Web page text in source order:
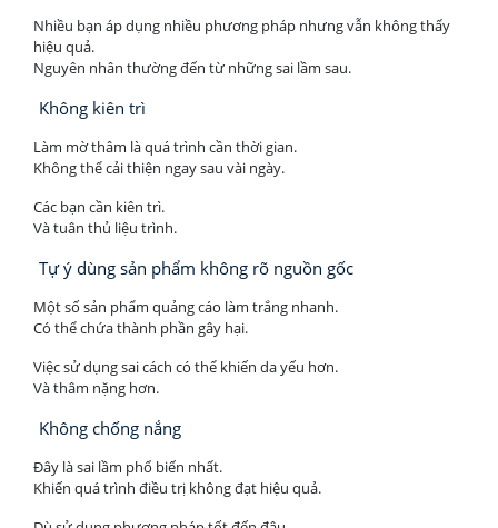
Nhiều bạn áp dụng nhiều phương pháp nhưng vẫn không thấy
hiệu quả.
Nguyên nhân thường đến từ những sai lầm sau.
Không kiên trì
Làm mờ thâm là quá trình cần thời gian.
Không thể cải thiện ngay sau vài ngày.
Các bạn cần kiên trì.
Và tuân thủ liệu trình.
Tự ý dùng sản phẩm không rõ nguồn gốc
Một số sản phẩm quảng cáo làm trắng nhanh.
Có thể chứa thành phần gây hại.
Việc sử dụng sai cách có thể khiến da yếu hơn.
Và thâm nặng hơn.
Không chống nắng
Đây là sai lầm phổ biến nhất.
Khiến quá trình điều trị không đạt hiệu quả.